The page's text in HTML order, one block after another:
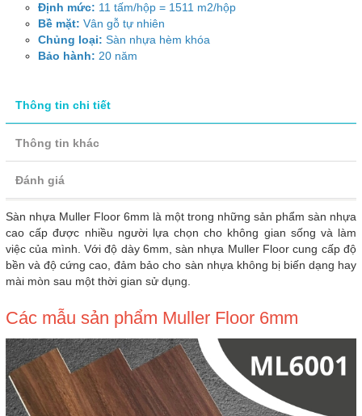
Định mức: 11 tấm/hộp = 1511 m2/hộp
Bề mặt: Vân gỗ tự nhiên
Chủng loại: Sàn nhựa hèm khóa
Bảo hành: 20 năm
Thông tin chi tiết
Thông tin khác
Đánh giá
Sàn nhựa Muller Floor 6mm là một trong những sản phẩm sàn nhựa
cao cấp được nhiều người lựa chọn cho không gian sống và làm
việc của mình. Với độ dày 6mm, sàn nhựa Muller Floor cung cấp độ
bền và độ cứng cao, đảm bảo cho sàn nhựa không bị biến dạng hay
mài mòn sau một thời gian sử dụng.
Các mẫu sản phẩm Muller Floor 6mm